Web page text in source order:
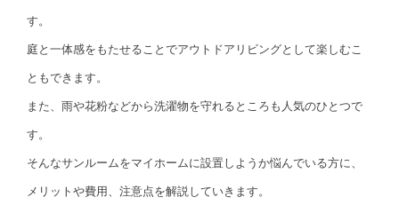
す。
庭と一体感をもたせることでアウトドアリビングとして楽しむこ
ともできます。
また、雨や花粉などから洗濯物を守れるところも人気のひとつで
す。
そんなサンルームをマイホームに設置しようか悩んでいる方に、
メリットや費用、注意点を解説していきます。